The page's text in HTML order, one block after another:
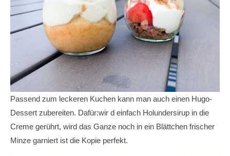
Passend zum leckeren Kuchen kann man auch einen Hugo-
Dessert zubereiten. Dafür:wir d einfach Holundersirup in die
Creme gerührt, wird das Ganze noch in ein Blättchen frischer
Minze garniert ist die Kopie perfekt.